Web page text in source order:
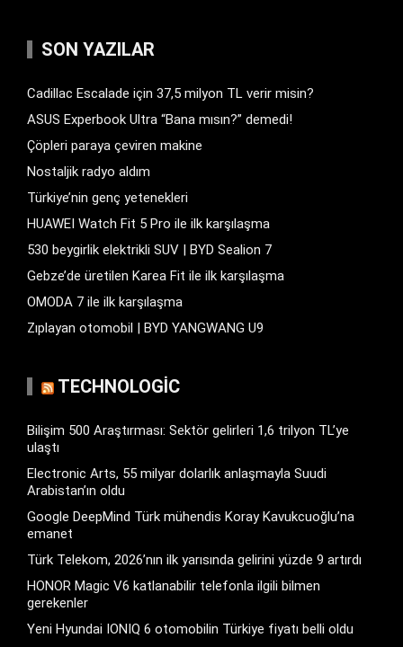
SON YAZILAR
Cadillac Escalade için 37,5 milyon TL verir misin?
ASUS Experbook Ultra “Bana mısın?” demedi!
Çöpleri paraya çeviren makine
Nostaljik radyo aldım
Türkiye’nin genç yetenekleri
HUAWEI Watch Fit 5 Pro ile ilk karşılaşma
530 beygirlik elektrikli SUV | BYD Sealion 7
Gebze’de üretilen Karea Fit ile ilk karşılaşma
OMODA 7 ile ilk karşılaşma
Zıplayan otomobil | BYD YANGWANG U9
TECHNOLOGIC
Bilişim 500 Araştırması: Sektör gelirleri 1,6 trilyon TL’ye
ulaştı
Electronic Arts, 55 milyar dolarlık anlaşmayla Suudi
Arabistan’ın oldu
Google DeepMind Türk mühendis Koray Kavukcuoğlu’na
emanet
Türk Telekom, 2026’nın ilk yarısında gelirini yüzde 9 artırdı
HONOR Magic V6 katlanabilir telefonla ilgili bilmen
gerekenler
Yeni Hyundai IONIQ 6 otomobilin Türkiye fiyatı belli oldu